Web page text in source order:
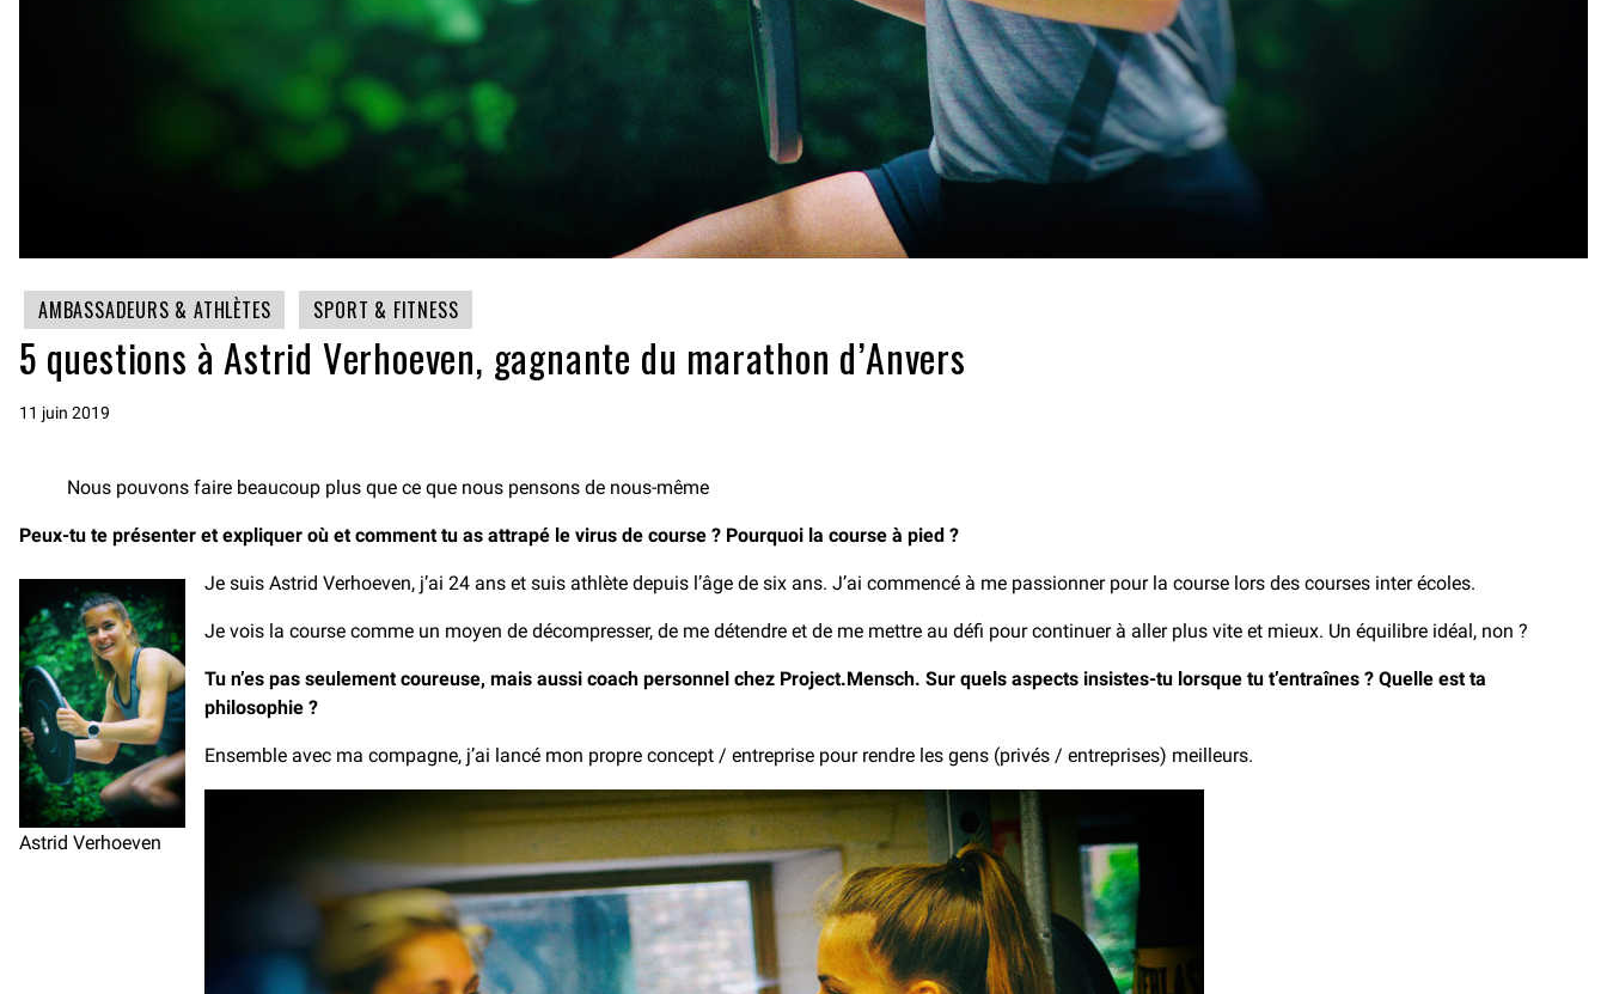
AMBASSADEURS & ATHLÈTES SPORT & FITNESS
5 questions à Astrid Verhoeven, gagnante du marathon d’Anvers
11 juin 2019
Nous pouvons faire beaucoup plus que ce que nous pensons de nous-même
Peux-tu te présenter et expliquer où et comment tu as attrapé le virus de course ? Pourquoi la course à pied ?
Astrid Verhoeven
Je suis Astrid Verhoeven, j’ai 24 ans et suis athlète depuis l’âge de six ans. J’ai commencé à me passionner pour la course lors des courses inter écoles.
Je vois la course comme un moyen de décompresser, de me détendre et de me mettre au défi pour continuer à aller plus vite et mieux. Un équilibre idéal, non ?
Tu n’es pas seulement coureuse, mais aussi coach personnel chez Project.Mensch. Sur quels aspects insistes-tu lorsque tu t’entraînes ? Quelle est ta
philosophie ?
Ensemble avec ma compagne, j’ai lancé mon propre concept / entreprise pour rendre les gens (privés / entreprises) meilleurs.